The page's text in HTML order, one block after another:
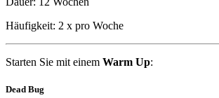
Häufigkeit: 2 x pro Woche
Starten Sie mit einem Warm Up:
Dead Bug